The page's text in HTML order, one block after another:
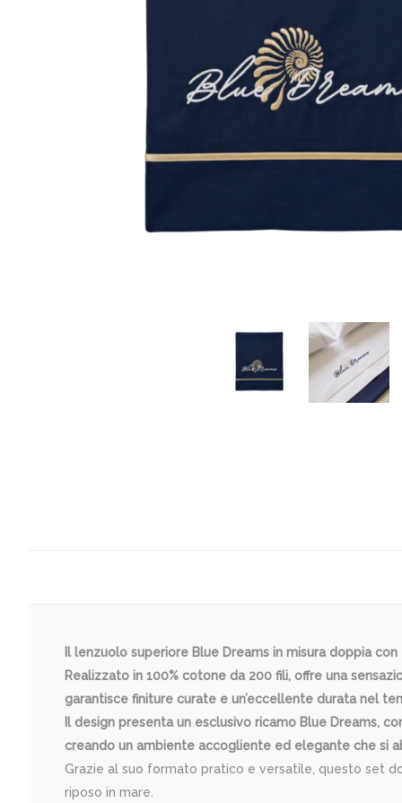
Il lenzuolo superiore Blue Dreams in misura doppia
Realizzato in 100% cotone da 200 fili, offre una
garantisce finiture curate e un’eccellente durata nel
Il design presenta un esclusivo ricamo Blue Dreams,
creando un ambiente accogliente ed elegante che si
Grazie al suo formato pratico e versatile, questo set
riposo in mare.